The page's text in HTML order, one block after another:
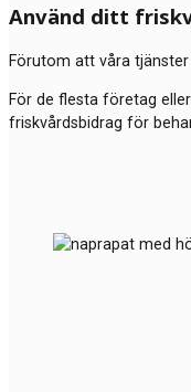
Använd ditt
Förutom att våra
För de flesta företag
friskvårdsbidrag för